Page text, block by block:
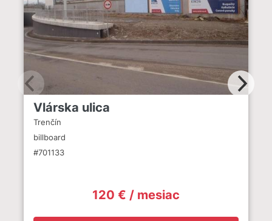
Vlárska ulica
Trenčín
billboard
#701133
120 € / mesiac